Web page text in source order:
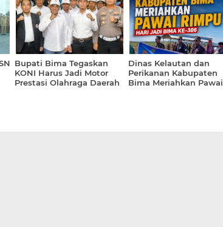
Bupati Bima Tegaskan
KONI Harus Jadi Motor
Prestasi Olahraga Daerah
Dinas Kelautan dan
Perikanan Kabupaten
Bima Meriahkan Pawai